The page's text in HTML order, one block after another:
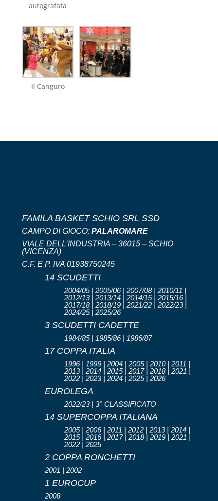
autografata
Il Canguro
FAMILA BASKET SCHIO SRL SSD
CAMPO DI GIOCO: PALAROMARE
VIALE DELL’INDUSTRIA – 36015 – SCHIO
(VICENZA)
C.F. E P. IVA 01938750245
14 SCUDETTI
2004/05 | 2005/06 | 2007/08 | 2010/11 |
2012/13 | 2013/14 | 2014/15 | 2015/16 |
2017/18 | 2018/19 | 2021/22 | 2022/23 |
2024/25 | 2025/26
3 SCUDETTI CADETTE
1984/85 | 1985/86 | 1986/87
17 COPPA ITALIA
1996 | 1999 | 2004 | 2005 | 2010 | 2011 |
2013 | 2014 | 2015 | 2017 | 2018 | 2021 |
2022 | 2023 | 2024 | 2025 | 2026
EUROLEGA
2022/23 | 3° CLASSIFICATO
14 SUPERCOPPA ITALIANA
2005 | 2006 | 2011 | 2012 | 2013 | 2014 |
2015 | 2016 | 2017 | 2018 | 2019 | 2021 |
2022 | 2025
2 COPPA RONCHETTI
2001 | 2002
1 EUROCUP
2008